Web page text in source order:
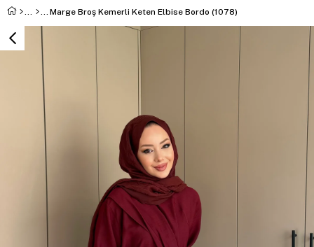
Marge Broş Kemerli Keten Elbise Bordo (1078)